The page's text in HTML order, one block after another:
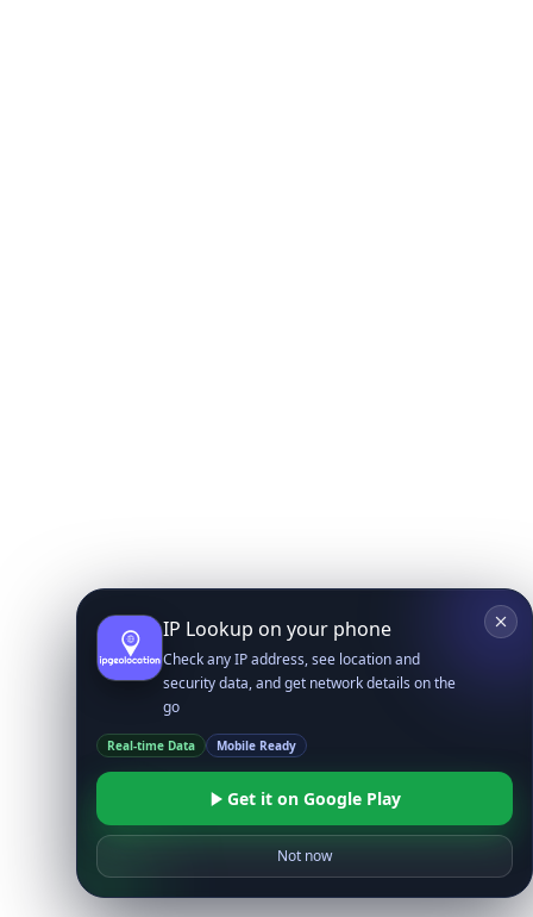
IP Lookup on your phone
Check any IP address, see location and
security data, and get network details on the
go
Real-time Data Mobile Ready
Get it on Google Play
Not now